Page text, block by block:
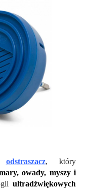
odstraszacz, który
owady, myszy i
ultradźwiękowych